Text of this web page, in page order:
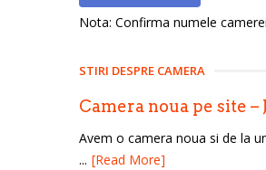
Nota: Confirma numele
STIRI DESPRE CAMERA
Camera noua pe site –
Avem o camera noua si de la
... [Read More]